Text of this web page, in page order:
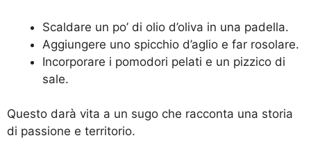
Scaldare un po’ di olio d’oliva in una padella.
Aggiungere uno spicchio d’aglio e far rosolare.
Incorporare i pomodori pelati e un pizzico di
sale.
Questo darà vita a un sugo che racconta una storia
di passione e territorio.